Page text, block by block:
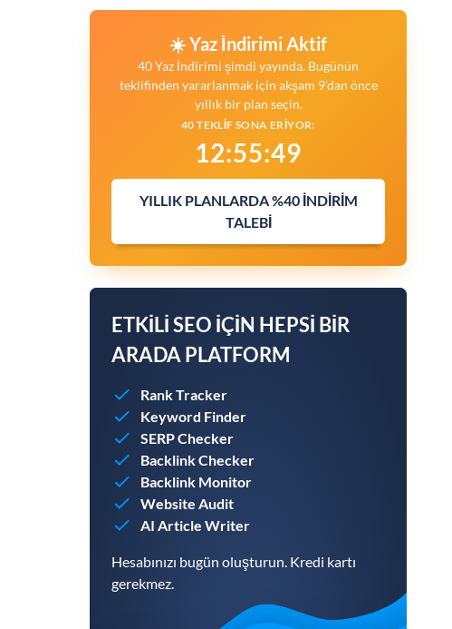
☀️ Yaz İndirimi Aktif
40 Yaz İndirimi şimdi yayında. Bugünün
teklifinden yararlanmak için akşam 9'dan önce
yıllık bir plan seçin.
40 TEKLIF SONA ERIYOR:
12:55:48
YILLIK PLANLARDA %40 İNDIRIM
TALEBI
ETKILI SEO IÇIN HEPSI BIR
ARADA PLATFORM
Rank Tracker
Keyword Finder
SERP Checker
Backlink Checker
Backlink Monitor
Website Audit
AI Article Writer
Hesabınızı bugün oluşturun. Kredi kartı
gerekmez.